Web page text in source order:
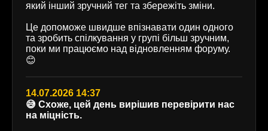
який інший зручний тег та збережіть зміни.
Це допоможе швидше впізнавати один одного
та зробить спілкування у групі більш зручним,
поки ми працюємо над відновленням форуму.
😊
14.07.2026 14:37
😅 Схоже, цей день вирішив перевірити нас
на міцність.